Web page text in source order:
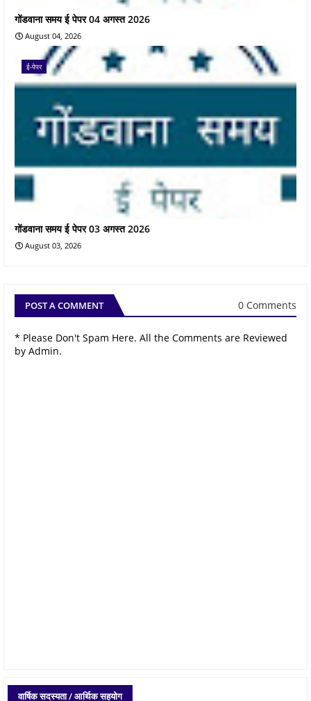
गोंडवाना समय ई पेपर 04 अगस्त 2026
August 04, 2026
ई-पेपर
गोंडवाना समय ई पेपर 03 अगस्त 2026
August 03, 2026
POST A COMMENT 0 Comments
* Please Don't Spam Here. All the Comments are Reviewed
by Admin.
वार्षिक सदस्यता / आर्थिक सहयोग